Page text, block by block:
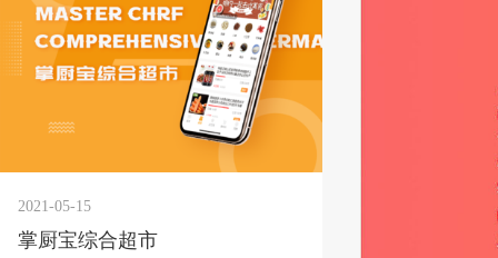
2021-05-15
掌厨宝综合超市
获得产品报价方案